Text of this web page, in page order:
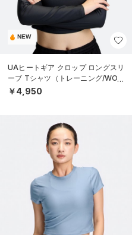
NEW
UAヒートギア クロップ ロングスリ
ーブ Tシャツ（トレーニング/WOM
EN）
￥4,950